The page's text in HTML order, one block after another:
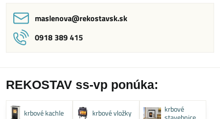
maslenova​@rekostavsk​.sk
0918 389 415
REKOSTAV ss-vp ponúka:
krbové kachle krbové vložky
krbové